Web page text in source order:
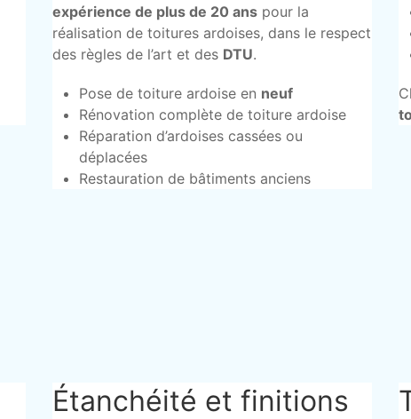
expérience de plus de 20 anspour la
réalisation de toitures ardoises, dans le respect
des règles de l’art et des DTU.
Pose de toiture ardoise en neuf
Rénovation complète de toiture ardoise
Réparation d’ardoises cassées ou
déplacées
Restauration de bâtiments anciens
Étanchéité et finitions